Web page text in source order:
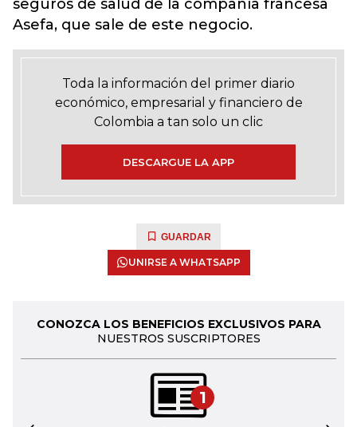
seguros de salud de la compañía francesa
Asefa, que sale de este negocio.
Toda la información del primer diario
económico, empresarial y financiero de
Colombia a tan solo un clic
DESCARGUE LA APP
GUARDAR
UNIRSE A WHATSAPP
CONOZCA LOS BENEFICIOS EXCLUSIVOS PARA
NUESTROS SUSCRIPTORES
1